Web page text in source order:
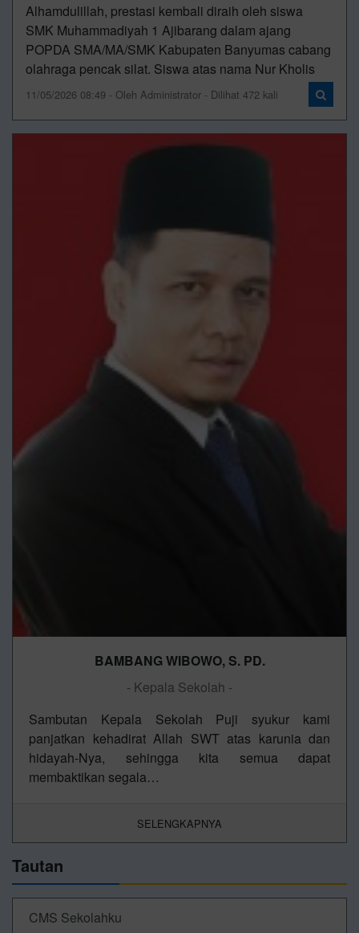
Alhamdulillah, prestasi kembali diraih oleh siswa
SMK Muhammadiyah 1 Ajibarang dalam ajang
POPDA SMA/MA/SMK Kabupaten Banyumas cabang
olahraga pencak silat. Siswa atas nama Nur Kholis
11/05/2026 08:49 - Oleh Administrator - Dilihat 472 kali
BAMBANG WIBOWO, S. PD.
- Kepala Sekolah -
Sambutan Kepala Sekolah Puji syukur kami
panjatkan kehadirat Allah SWT atas karunia dan
hidayah-Nya, sehingga kita semua dapat
membaktikan segala…
SELENGKAPNYA
Tautan
CMS Sekolahku